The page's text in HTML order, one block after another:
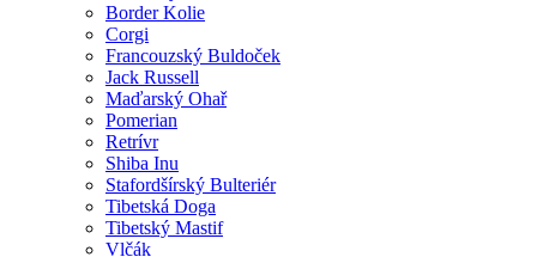
Border Kolie
Corgi
Francouzský Buldoček
Jack Russell
Maďarský Ohař
Pomerian
Retrívr
Shiba Inu
Stafordšírský Bulteriér
Tibetská Doga
Tibetský Mastif
Vlčák